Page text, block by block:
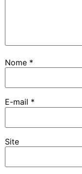
Nome *
E-mail *
Site